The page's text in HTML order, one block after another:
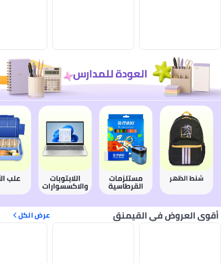
أقوى العروض في القيمنق عرض الكل